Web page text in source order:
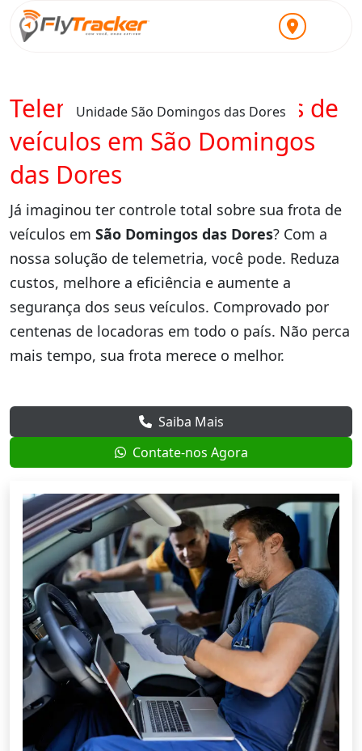
Unidade São Domingos das Dores
Telemetria para locadoras de
veículos em São Domingos
das Dores
Já imaginou ter controle total sobre sua frota de
veículos em São Domingos das Dores? Com a
nossa solução de telemetria, você pode. Reduza
custos, melhore a eficiência e aumente a
segurança dos seus veículos. Comprovado por
centenas de locadoras em todo o país. Não perca
mais tempo, sua frota merece o melhor.
Saiba Mais
Contate-nos Agora